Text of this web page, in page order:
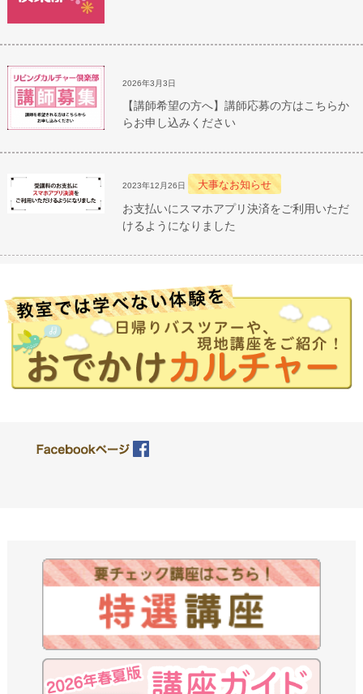
2026年3月3日
【講師希望の方へ】講師応募の方はこちらか
らお申し込みください
2023年12月26日 大事なお知らせ
お支払いにスマホアプリ決済をご利用いただ
けるようになりました